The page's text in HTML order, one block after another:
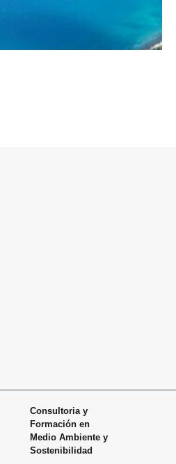
Consultoria y
Formación en
Medio Ambiente y
Sostenibilidad